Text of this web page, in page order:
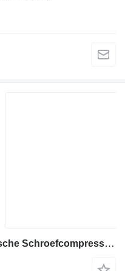
Alup Sonetto 7.5 + 200 Elektrische Schroefcompressor met ketel en dro